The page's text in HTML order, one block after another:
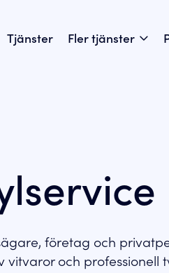
Tjänster Fler tjänster
företag och
vitvaror och professionell